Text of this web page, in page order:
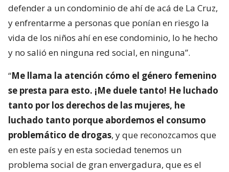
defender a un condominio de ahí de acá de La Cruz,
y enfrentarme a personas que ponían en riesgo la
vida de los niños ahí en ese condominio, lo he hecho
y no salió en ninguna red social, en ninguna”.
“Me llama la atención cómo el género femenino
se presta para esto. ¡Me duele tanto! He luchado
tanto por los derechos de las mujeres, he
luchado tanto porque abordemos el consumo
problemático de drogas, y que reconozcamos que
en este país y en esta sociedad tenemos un
problema social de gran envergadura, que es el